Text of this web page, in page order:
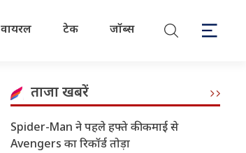
वायरल टेक जॉब्स
ताजा खबरें
Spider-Man ने पहले हफ्ते की कमाई से
Avengers का रिकॉर्ड तोड़ा